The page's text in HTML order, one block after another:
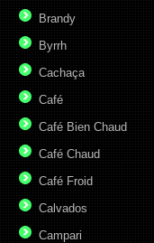
Brandy
Byrrh
Cachaça
Café
Café Bien Chaud
Café Chaud
Café Froid
Calvados
Campari